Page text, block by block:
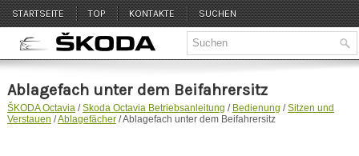
STARTSEITE TOP KONTAKTE SUCHEN
Ablagefach unter dem Beifahrersitz
ŠKODA Octavia/Skoda Octavia Betriebsanleitung / Bedienung /Sitzen und
Verstauen /Ablagefächer/ Ablagefach unter dem Beifahrersitz